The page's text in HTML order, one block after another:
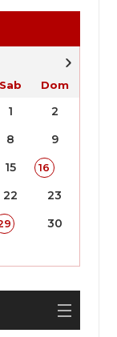
Sab Dom
1
2
8
9
15 16
22
23
30